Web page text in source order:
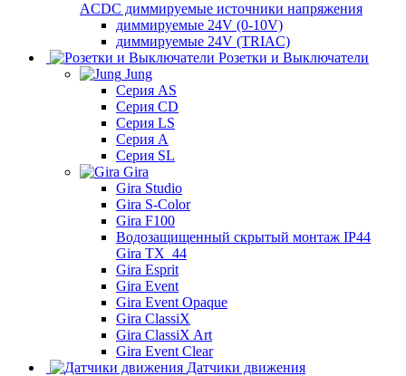
ACDC диммируемые источники напряжения
диммируемые 24V (0-10V)
диммируемые 24V (TRIAC)
Розетки и Выключатели
Jung
Серия AS
Серия CD
Серия LS
Серия A
Серия SL
Gira
Gira Studio
Gira S-Color
Gira F100
Водозащищенный скрытый монтаж IP44
Gira TX_44
Gira Esprit
Gira Event
Gira Event Opaque
Gira ClassiX
Gira ClassiX Art
Gira Event Clear
Датчики движения